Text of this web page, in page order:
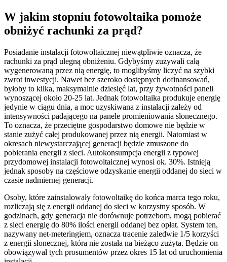
W jakim stopniu fotowoltaika pomoże
obniżyć rachunki za prąd?
Posiadanie instalacji fotowoltaicznej niewątpliwie oznacza, że
rachunki za prąd ulegną obniżeniu. Gdybyśmy zużywali całą
wygenerowaną przez nią energię, to moglibyśmy liczyć na szybki
zwrot inwestycji. Nawet bez szeroko dostępnych dofinansowań,
byłoby to kilka, maksymalnie dziesięć lat, przy żywotności paneli
wynoszącej około 20-25 lat. Jednak fotowoltaika produkuje energię
jedynie w ciągu dnia, a moc uzyskiwana z instalacji zależy od
intensywności padającego na panele promieniowania słonecznego.
To oznacza, że przeciętne gospodarstwo domowe nie będzie w
stanie zużyć całej produkowanej przez nią energii. Natomiast w
okresach niewystarczającej generacji będzie zmuszone do
pobierania energii z sieci. Autokonsumpcja energii z typowej
przydomowej instalacji fotowoltaicznej wynosi ok. 30%. Istnieją
jednak sposoby na częściowe odzyskanie energii oddanej do sieci w
czasie nadmiernej generacji.
Osoby, które zainstalowały fotowoltaikę do końca marca tego roku,
rozliczają się z energii oddanej do sieci w korzystny sposób. W
godzinach, gdy generacja nie dorównuje potrzebom, mogą pobierać
z sieci energię do 80% ilości energii oddanej bez opłat. System ten,
nazywany net-meteringiem, oznacza tracenie zaledwie 1/5 korzyści
z energii słonecznej, która nie została na bieżąco zużyta. Będzie on
obowiązywał tych prosumentów przez okres 15 lat od uruchomienia